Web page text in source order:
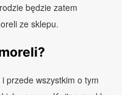
będzie zatem
ze sklepu.
i przede wszystkim o tym